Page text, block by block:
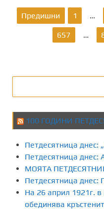
д
е
л
н
е
н
Предишни 1 …
657 …
100 ГОДИНИ
Петдесятница днес:
Петдесятница днес:
МОЯТА
Петдесятница днес:
На 26 април 1921г.
обединява